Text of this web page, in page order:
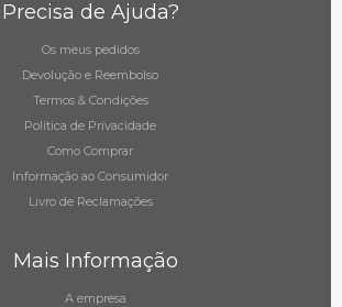
Precisa de Ajuda?
Os meus pedidos
Devolução e Reembolso
Termos & Condições
Política de Privacidade
Como Comprar
Informação ao Consumidor
Livro de Reclamações
Mais Informação
A empresa